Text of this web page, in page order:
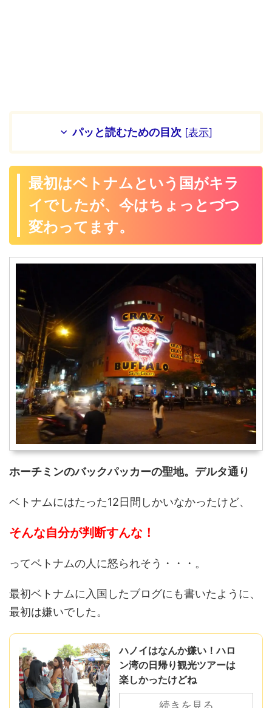
パッと読むための目次 [表示]
最初はベトナムという国がキラ
イでしたが、今はちょっとづつ
変わってます。
ホーチミンのバックパッカーの聖地。デルタ通り
ベトナムにはたった12日間しかいなかったけど、
そんな自分が判断すんな！
ってベトナムの人に怒られそう・・・。
最初ベトナムに入国したブログにも書いたように、
最初は嫌いでした。
ハノイはなんか嫌い！ハロ
ン湾の日帰り観光ツアーは
楽しかったけどね
続きを見る